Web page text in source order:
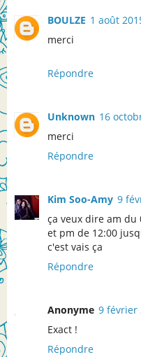
BOULZE 1 août
merci
Répondre
Unknown 16
merci
Répondre
Kim Soo-Amy 9
ça veux dire am du
et pm de 12:00
c'est vais ça
Répondre
Anonyme 9 février
Exact !
Répondre